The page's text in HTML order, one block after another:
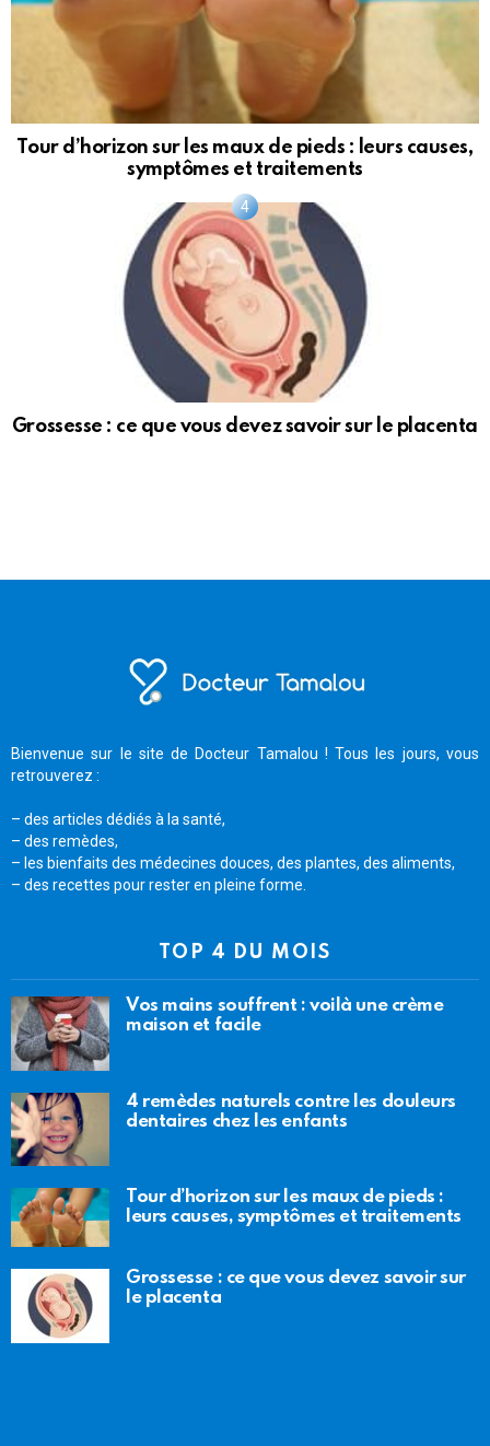
Tour d’horizon sur les maux de pieds : leurs causes,
symptômes et traitements
Grossesse : ce que vous devez savoir sur le placenta
Bienvenue sur le site de Docteur Tamalou ! Tous les jours, vous
retrouverez :
– des articles dédiés à la santé,
– des remèdes,
– les bienfaits des médecines douces, des plantes, des aliments,
– des recettes pour rester en pleine forme.
TOP 4 DU MOIS
Vos mains souffrent : voilà une crème
maison et facile
4 remèdes naturels contre les douleurs
dentaires chez les enfants
Tour d’horizon sur les maux de pieds :
leurs causes, symptômes et traitements
Grossesse : ce que vous devez savoir sur
le placenta